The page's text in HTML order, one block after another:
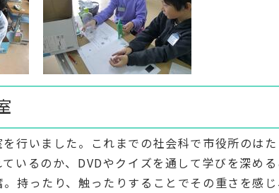
行いました。これまでの社会科で市役所のはた
いるのか、DVDやクイズを通して学びを深める
持ったり、触ったりすることでその重さを感じ